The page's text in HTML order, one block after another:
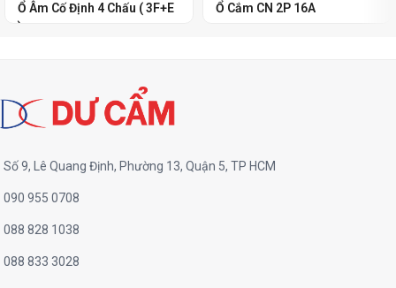
Ổ Âm Cố Định 4 Chấu ( 3F+E
)
Ổ Cắm CN 2P 16A
Số 9, Lê Quang Định, Phường 13, Quận 5, TP HCM
090 955 0708
088 828 1038
088 833 3028